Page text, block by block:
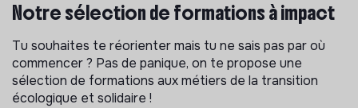
Notre sélection de formations à impact
Tu souhaites te réorienter mais tu ne sais pas par où
commencer ? Pas de panique, on te propose une
sélection de formations aux métiers de la transition
écologique et solidaire !